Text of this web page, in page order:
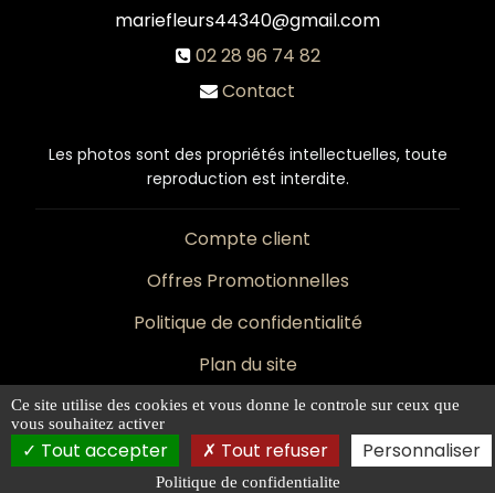
mariefleurs44340@gmail.com
02 28 96 74 82
Contact
Les photos sont des propriétés intellectuelles, toute
reproduction est interdite.
Compte client
Offres Promotionnelles
Politique de confidentialité
Plan du site
Mentions légales
Ce site utilise des cookies et vous donne le controle sur ceux que
vous souhaitez activer
Tout accepter Tout refuser Personnaliser
Politique de confidentialite